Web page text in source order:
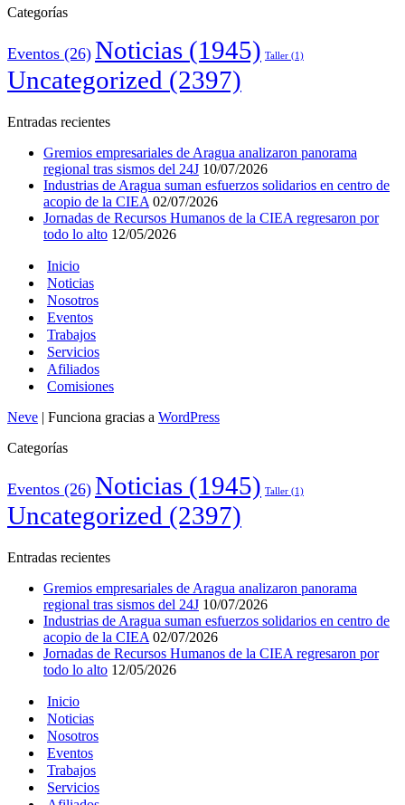
Categorías
Eventos (26) Noticias (1945) Taller (1)
Uncategorized (2397)
Entradas recientes
Gremios empresariales de Aragua analizaron panorama
regional tras sismos del 24J 10/07/2026
Industrias de Aragua suman esfuerzos solidarios en centro de
acopio de la CIEA 02/07/2026
Jornadas de Recursos Humanos de la CIEA regresaron por
todo lo alto 12/05/2026
Inicio
Noticias
Nosotros
Eventos
Trabajos
Servicios
Afiliados
Comisiones
Neve | Funciona gracias a WordPress
Categorías
Eventos (26) Noticias (1945) Taller (1)
Uncategorized (2397)
Entradas recientes
Gremios empresariales de Aragua analizaron panorama
regional tras sismos del 24J 10/07/2026
Industrias de Aragua suman esfuerzos solidarios en centro de
acopio de la CIEA 02/07/2026
Jornadas de Recursos Humanos de la CIEA regresaron por
todo lo alto 12/05/2026
Inicio
Noticias
Nosotros
Eventos
Trabajos
Servicios